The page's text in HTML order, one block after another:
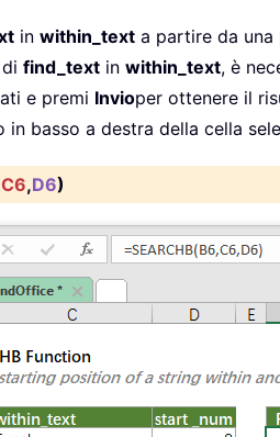
in within_text a partire da una
find_text in within_text, è
e premi Invioper ottenere il
in basso a destra della cella
C6,D6)